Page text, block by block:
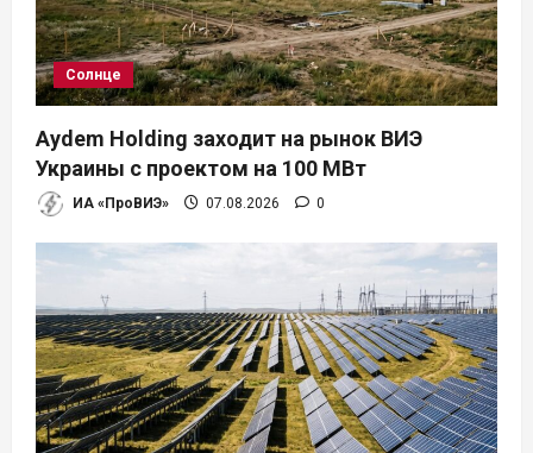
Солнце
Aydem Holding заходит на рынок ВИЭ
Украины с проектом на 100 МВт
ИА «ПроВИЭ» 07.08.2026 0